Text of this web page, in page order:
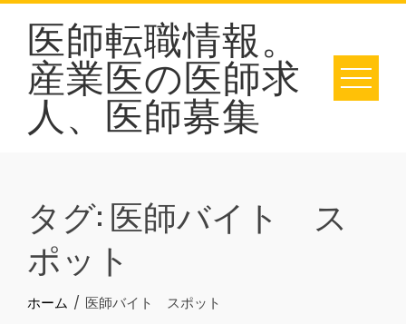
Skip
content医師転職情報。
産業医の医師求
人、医師募集
タグ: 医師バイト ス
ポット
ホーム 医師バイト スポット